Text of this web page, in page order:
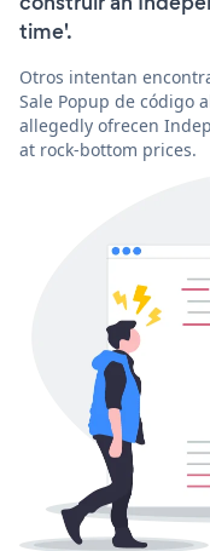
time'.
Otros intentan
Sale Popup de código
allegedly ofrecen
at rock-bottom prices.